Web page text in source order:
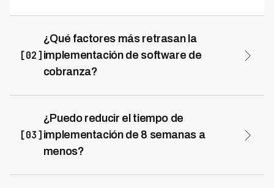
[02]
¿Qué factores más retrasan la
implementación de software de
cobranza?
complejidad de integraciones (sistemas legacy sin APIs
cliente (comités de aprobación lentos agregan 2-6
semanas). Preparación pre-implementación reduce
[03]
¿Puedo reducir el tiempo de
implementación de 8 semanas a
menos?